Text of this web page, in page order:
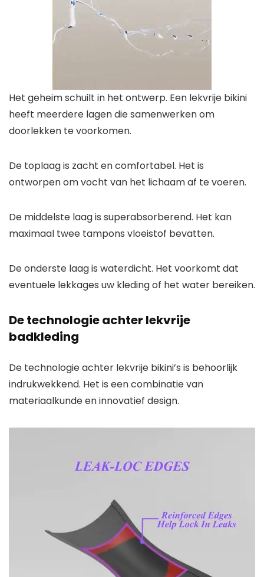
Het geheim schuilt in het ontwerp. Een lekvrije bikini
heeft meerdere lagen die samenwerken om
doorlekken te voorkomen.
De toplaag is zacht en comfortabel. Het is
ontworpen om vocht van het lichaam af te voeren.
De middelste laag is superabsorberend. Het kan
maximaal twee tampons vloeistof bevatten.
De onderste laag is waterdicht. Het voorkomt dat
eventuele lekkages uw kleding of het water bereiken.
De technologie achter lekvrije
badkleding
De technologie achter lekvrije bikini’s is behoorlijk
indrukwekkend. Het is een combinatie van
materiaalkunde en innovatief design.